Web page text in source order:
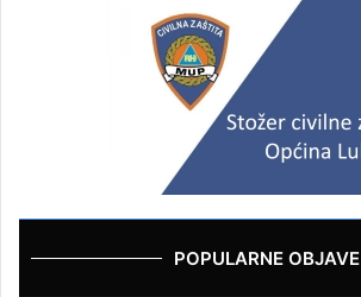
POPULARNE OBJAVE